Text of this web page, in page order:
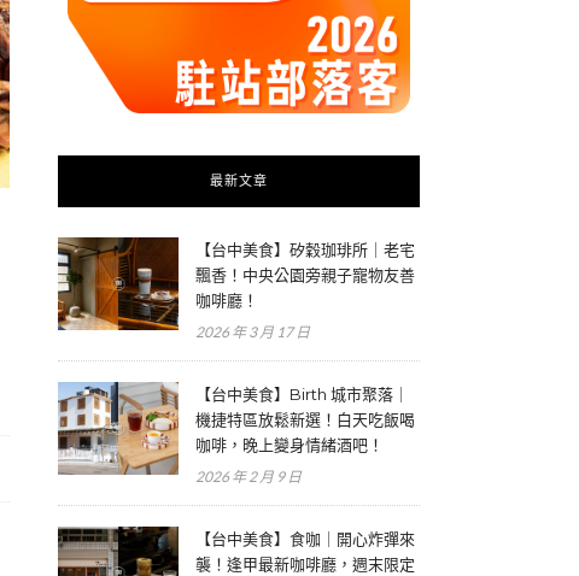
最新文章
【台中美食】矽穀珈琲所｜老宅
飄香！中央公園旁親子寵物友善
咖啡廳！
2026 年 3 月 17 日
【台中美食】Birth 城市聚落｜
機捷特區放鬆新選！白天吃飯喝
咖啡，晚上變身情緒酒吧！
2026 年 2 月 9 日
【台中美食】食咖｜開心炸彈來
襲！逢甲最新咖啡廳，週末限定